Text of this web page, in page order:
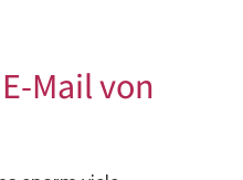
Mail von